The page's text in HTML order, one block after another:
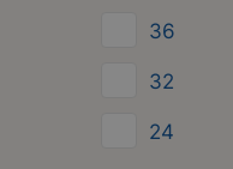
36
32
24